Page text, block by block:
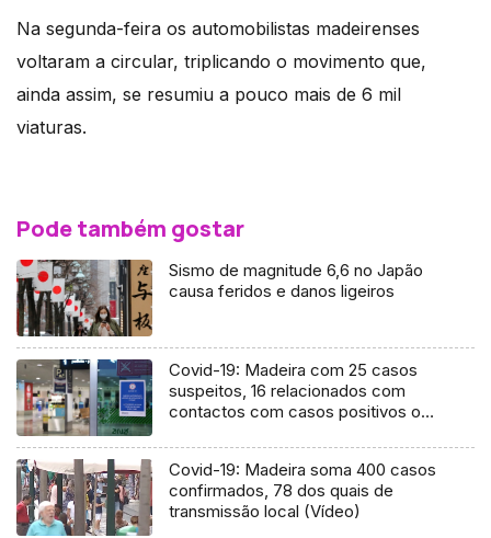
Na segunda-feira os automobilistas madeirenses
voltaram a circular, triplicando o movimento que,
ainda assim, se resumiu a pouco mais de 6 mil
viaturas.
Pode também gostar
Sismo de magnitude 6,6 no Japão
causa feridos e danos ligeiros
Covid-19: Madeira com 25 casos
suspeitos, 16 relacionados com
contactos com casos positivos ou
Covid-19: Madeira soma 400 casos
confirmados, 78 dos quais de
transmissão local (Vídeo)